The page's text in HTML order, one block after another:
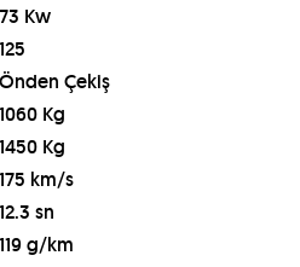
73 Kw
125
Önden Çekiş
1060 Kg
1450 Kg
175 km/s
12.3 sn
119 g/km